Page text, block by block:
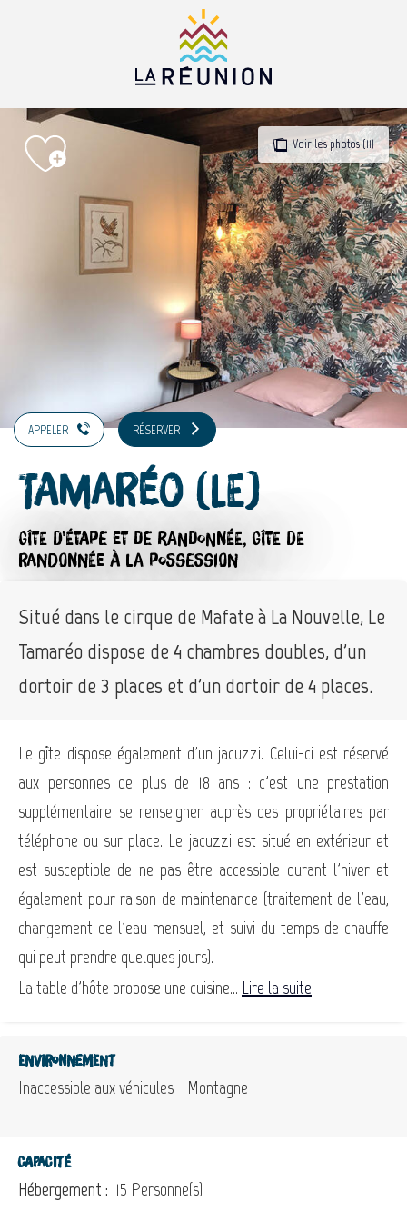
Voir les photos (11)
APPELER RÉSERVER
Tamaréo (Le)
GÎTE D'ÉTAPE ET DE RANDONNÉE, GÎTE DE
RANDONNÉE À LA POSSESSION
Situé dans le cirque de Mafate à La Nouvelle, Le
Tamaréo dispose de 4 chambres doubles, d'un
dortoir de 3 places et d'un dortoir de 4 places.
Le gîte dispose également d'un jacuzzi. Celui-ci est réservé
aux personnes de plus de 18 ans : c'est une prestation
supplémentaire se renseigner auprès des propriétaires par
téléphone ou sur place. Le jacuzzi est situé en extérieur et
est susceptible de ne pas être accessible durant l'hiver et
également pour raison de maintenance (traitement de l'eau,
changement de l'eau mensuel, et suivi du temps de chauffe
qui peut prendre quelques jours).
La table d'hôte propose une cuisine... Lire la suite
Environnement
Inaccessible aux véhicules Montagne
Capacité
Hébergement : 15 Personne(s)